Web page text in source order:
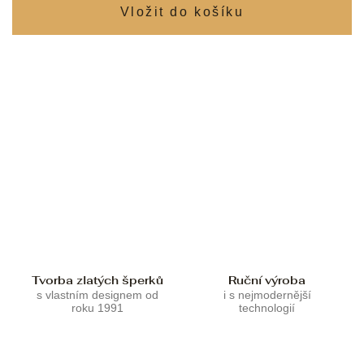
Tvorba zlatých šperků
s vlastním designem od
roku 1991
Ruční výroba
i s nejmodernější
technologií